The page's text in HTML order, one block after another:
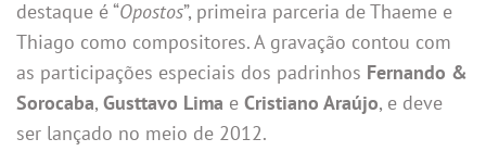
destaque é “Opostos”, primeira parceria de Thaeme e
Thiago como compositores. A gravação contou com
as participações especiais dos padrinhos Fernando &
Sorocaba, Gusttavo Lima e Cristiano Araújo, e deve
ser lançado no meio de 2012.